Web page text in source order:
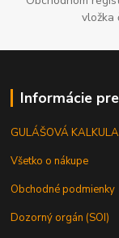
vložka
Informácie
GULÁŠOVÁ
Všetko o nákupe
Obchodné podmienky
Dozorný orgán (SOI)